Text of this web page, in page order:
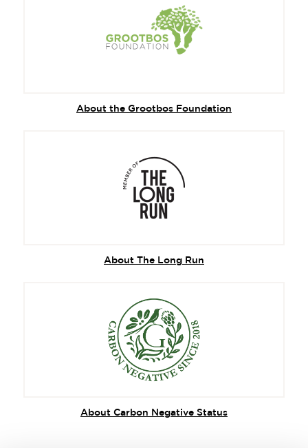
About the Grootbos Foundation
About The Long Run
About Carbon Negative Status